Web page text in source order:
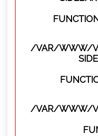
/VAR/WWW/
/VAR/WWW/